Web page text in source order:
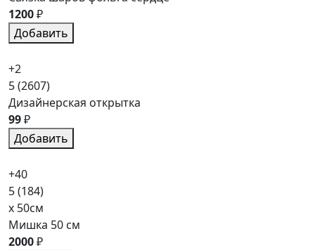
1200₽
Добавить
+2
5(2607)
Дизайнерская открытка
99₽
Добавить
+40
5(184)
x 50см
Мишка 50 см
2000₽